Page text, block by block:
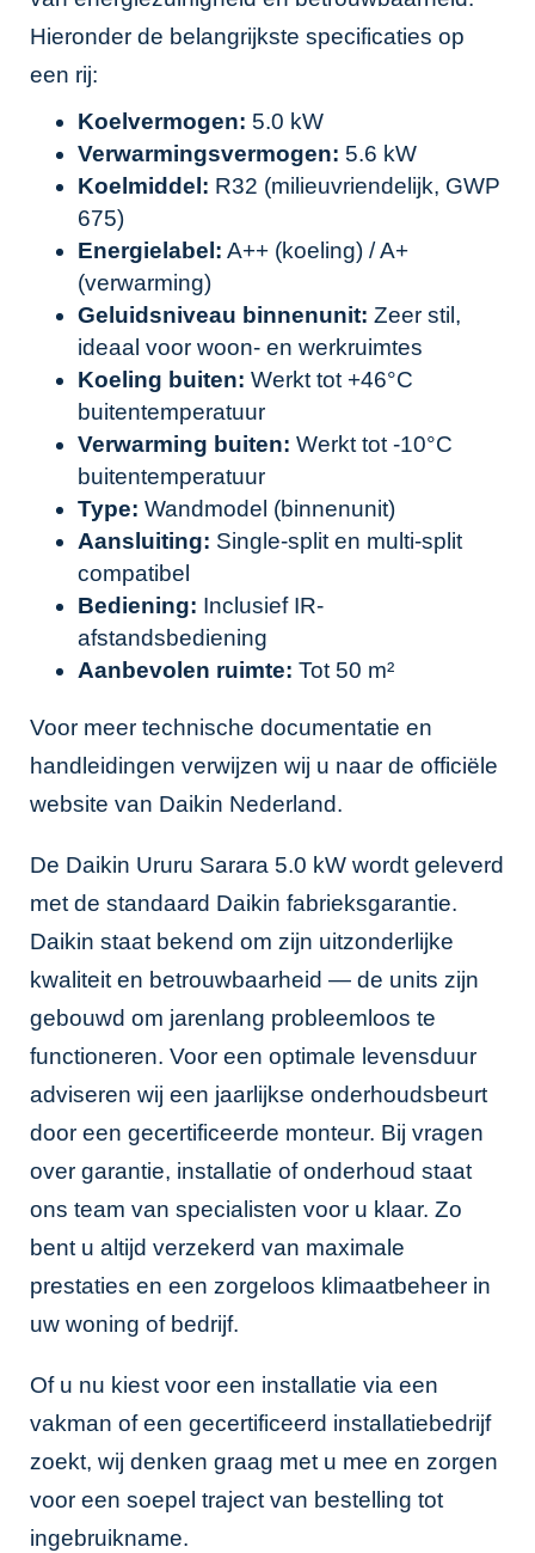
Hieronder de belangrijkste specificaties op
een rij:
Koelvermogen: 5.0 kW
Verwarmingsvermogen: 5.6 kW
Koelmiddel: R32 (milieuvriendelijk, GWP
675)
Energielabel: A++ (koeling) / A+
(verwarming)
Geluidsniveau binnenunit: Zeer stil,
ideaal voor woon- en werkruimtes
Koeling buiten: Werkt tot +46°C
buitentemperatuur
Verwarming buiten: Werkt tot -10°C
buitentemperatuur
Type: Wandmodel (binnenunit)
Aansluiting: Single-split en multi-split
compatibel
Bediening: Inclusief IR-
afstandsbediening
Aanbevolen ruimte: Tot 50 m²
Voor meer technische documentatie en
handleidingen verwijzen wij u naar de officiële
website van Daikin Nederland.
De Daikin Ururu Sarara 5.0 kW wordt geleverd
met de standaard Daikin fabrieksgarantie.
Daikin staat bekend om zijn uitzonderlijke
kwaliteit en betrouwbaarheid — de units zijn
gebouwd om jarenlang probleemloos te
functioneren. Voor een optimale levensduur
adviseren wij een jaarlijkse onderhoudsbeurt
door een gecertificeerde monteur. Bij vragen
over garantie, installatie of onderhoud staat
ons team van specialisten voor u klaar. Zo
bent u altijd verzekerd van maximale
prestaties en een zorgeloos klimaatbeheer in
uw woning of bedrijf.
Of u nu kiest voor een installatie via een
vakman of een gecertificeerd installatiebedrijf
zoekt, wij denken graag met u mee en zorgen
voor een soepel traject van bestelling tot
ingebruikname.